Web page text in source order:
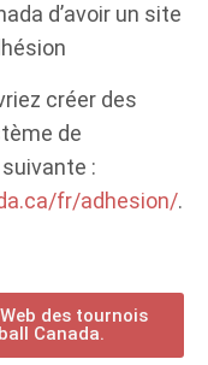
d’avoir un site
créer des
de
:
fr/adhesion/.
des tournois
Canada.